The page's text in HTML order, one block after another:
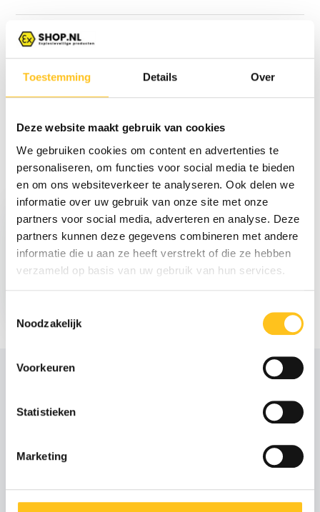
Toestemming Details Over
Deze website maakt gebruik van cookies
We gebruiken cookies om content en advertenties te
personaliseren, om functies voor social media te bieden
en om ons websiteverkeer te analyseren. Ook delen we
informatie over uw gebruik van onze site met onze
partners voor social media, adverteren en analyse. Deze
partners kunnen deze gegevens combineren met andere
informatie die u aan ze heeft verstrekt of die ze hebben
verzameld op basis van uw gebruik van hun services.
Noodzakelijk
Voorkeuren
Statistieken
Marketing
Specificaties
Reviews
Delen
Recent bekeken